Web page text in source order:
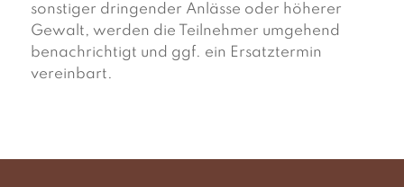
sonstiger dringender Anlässe oder höherer
Gewalt, werden die Teilnehmer umgehend
benachrichtigt und ggf. ein Ersatztermin
vereinbart.